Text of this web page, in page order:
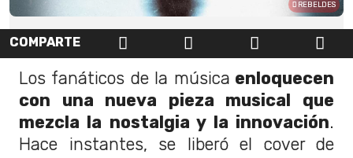
REBELDES
COMPARTE
Los fanáticos de la música enloquecen
con una nueva pieza musical que
mezcla la nostalgia y la innovación.
Hace instantes, se liberó el cover de